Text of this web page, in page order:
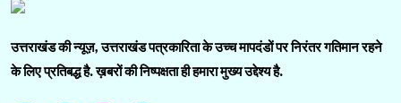
उत्तराखंड की न्यूज़, उत्तराखंड पत्रकारिता के उच्च मापदंडों पर निरंतर गतिमान रहने
के लिए प्रतिबद्ध है. ख़बरों की निष्पक्षता ही हमारा मुख्य उद्देश्य है.